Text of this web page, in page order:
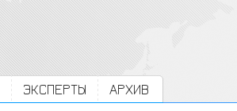
ЭКСПЕРТЫ АРХИВ